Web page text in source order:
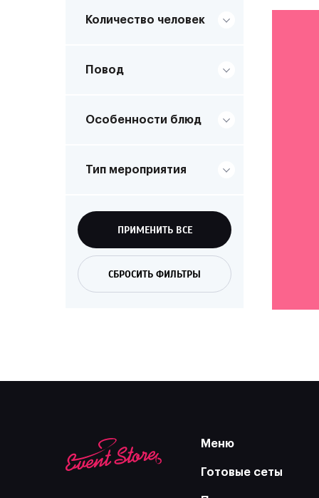
Количество человек
Повод
Особенности блюд
Тип мероприятия
ПРИМЕНИТЬ ВСЕ
СБРОСИТЬ ФИЛЬТРЫ
Меню
Готовые сеты